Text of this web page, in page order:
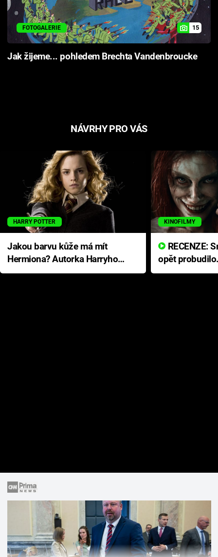
Sledujte nás
FOTOGALERIE 15
Jak žijeme... pohledem Brechta Vandenbroucke
NÁVRHY PRO VÁS
HARRY POTTER
Jakou barvu kůže má mít
Hermiona? Autorka Harryho
Pottera přišla s ráznou
KINOFILMY
opět
přichází s